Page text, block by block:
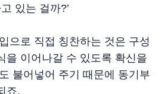
있는 걸까?’
으로 직접 칭찬하는 것은 구성
을 이어나갈 수 있도록 확신을
불어넣어 주기 때문에 동기부
죠.